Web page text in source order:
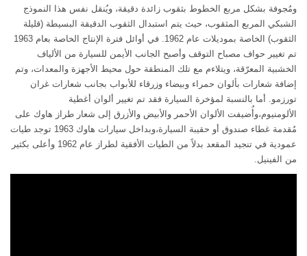
ومُجوفة بشكل مربع الخطوط بثقوب زائدة دقيقة، ويُنقل نفس هذا النموذج
الشبكي المربع المثقوب، حيث يتم استبدال الثقوب الدقيقة البسيطة (قليلة
الثقوب) الخاصة بموديلات عام 1962. في أوائل فترة الإنتاج الخاصة بعام 1963
تم تغيير حواف مصباح التوقف وأصبح الجانب الأيمن للسيارة من الألياف
الخشبية المعرّقة، ويتلاءم مع تلك المنطقة حول محيط الأجهزة والمعدات، وتم
إضافة شعارات بألوان حمراء وبيضاء وزرقاء للأبواب بجانب شعارات غران
تورزمو. أما بالنسبة لمؤخرة السيارة فقد تم تغيير ألوان أغطية
الألومنيوم،وأُضيفت الألوان الأحمر والأبيض والأزرق إلى شعار طراز هاوك على
مُقدمة غطاء صندوق أو حقيبة السيارة،وبداخل سيارات هاوك 1963 توجد طيات
عمودية في تنجيد المقعد بدلاً من الطيات الأفقية لطراز عام 1962 وأعلى بكثير
من الفينيل.